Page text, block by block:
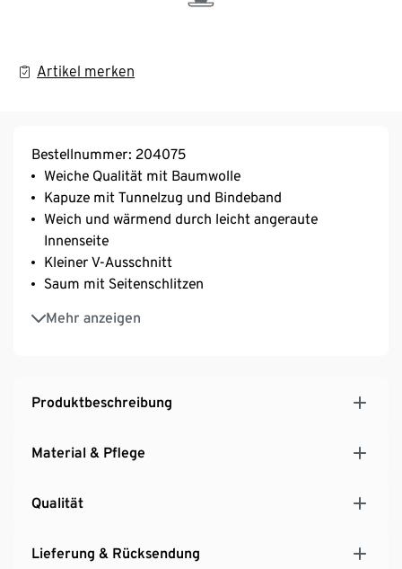
Artikel merken
Bestellnummer: 204075
Weiche Qualität mit Baumwolle
Kapuze mit Tunnelzug und Bindeband
Weich und wärmend durch leicht angeraute
Innenseite
Kleiner V-Ausschnitt
Saum mit Seitenschlitzen
Mehr anzeigen
Überschnittene Schultern
Produktbeschreibung
Material & Pflege
Qualität
Lieferung & Rücksendung